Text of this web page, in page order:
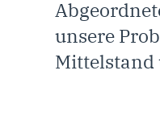
unsere
Mittelstand